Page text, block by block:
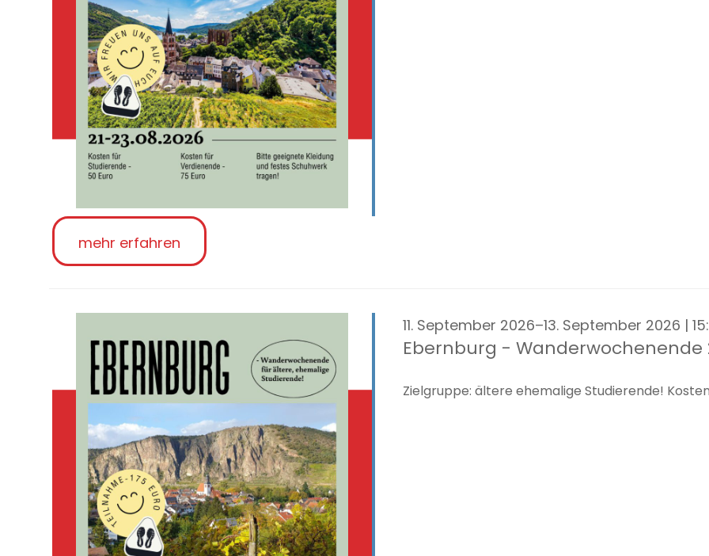
mehr erfahren
11. September 2026–13. September 2026 |
Ebernburg - Wanderwochenende
Zielgruppe: ältere ehemalige Studierende!